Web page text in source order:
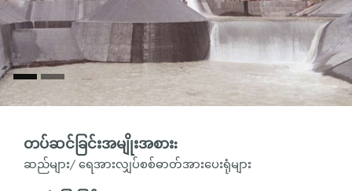
တပ်ဆင်ခြင်းအမျိုးအစား:
ဆည်များ/ ရေအားလျှပ်စစ်ဓာတ်အားပေးရုံများ